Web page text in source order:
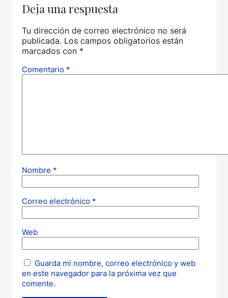
Deja una respuesta
Tu dirección de correo electrónico no será
publicada. Los campos obligatorios están
marcados con *
Comentario *
Nombre *
Correo electrónico *
Web
Guarda mi nombre, correo electrónico y web
en este navegador para la próxima vez que
comente.